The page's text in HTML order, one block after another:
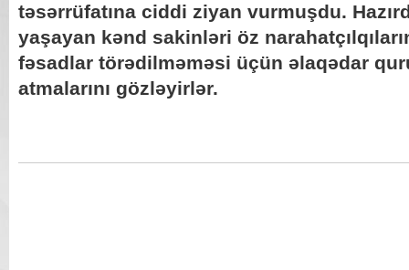
təsərrüfatına ciddi ziyan vurmuşdu.
yaşayan kənd sakinləri öz
fəsadlar törədilməməsi üçün əlaqədar
atmalarını gözləyirlər.